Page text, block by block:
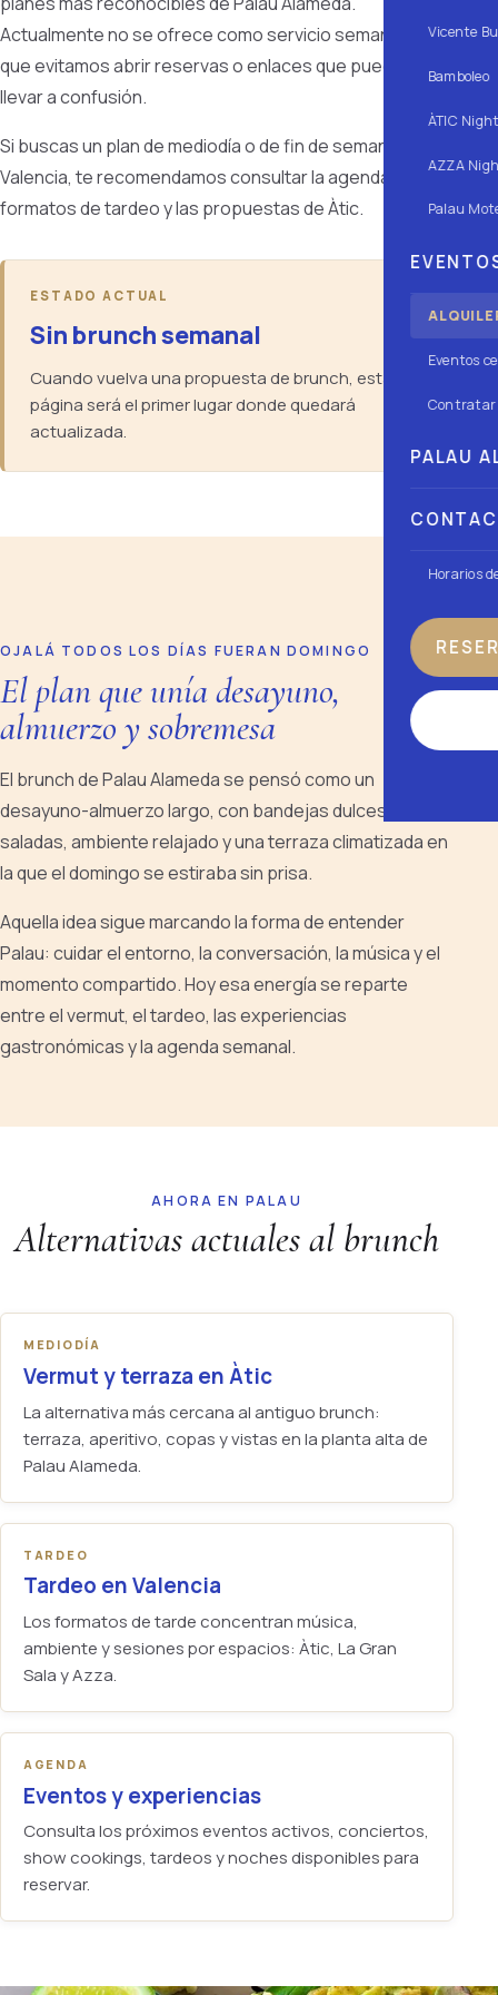
Vicente
Bamboleo
ÀTIC
AZZA
Palau
Eventos
Contratar
PALAU
Horarios
Actualmente no se ofrece como servicio semanal, así
que evitamos abrir reservas o enlaces que puedan
llevar a confusión.
Si buscas un plan de mediodía o de fin de semana en
Valencia, te recomendamos consultar la agenda, los
formatos de tardeo y las propuestas de Àtic.
ESTADO ACTUAL
Sin brunch semanal
Cuando vuelva una propuesta de brunch, esta
página será el primer lugar donde quedará
actualizada.
OJALÁ TODOS LOS DÍAS FUERAN DOMINGO
El plan que unía desayuno,
almuerzo y sobremesa
El brunch de Palau Alameda se pensó como un
desayuno-almuerzo largo, con bandejas dulces y
saladas, ambiente relajado y una terraza climatizada en
la que el domingo se estiraba sin prisa.
Aquella idea sigue marcando la forma de entender
Palau: cuidar el entorno, la conversación, la música y el
momento compartido. Hoy esa energía se reparte
entre el vermut, el tardeo, las experiencias
gastronómicas y la agenda semanal.
AHORA EN PALAU
Alternativas actuales al brunch
MEDIODÍA
Vermut y terraza en Àtic
La alternativa más cercana al antiguo brunch:
terraza, aperitivo, copas y vistas en la planta alta de
Palau Alameda.
TARDEO
Tardeo en Valencia
Los formatos de tarde concentran música,
ambiente y sesiones por espacios: Àtic, La Gran
Sala y Azza.
AGENDA
Eventos y experiencias
Consulta los próximos eventos activos, conciertos,
show cookings, tardeos y noches disponibles para
reservar.